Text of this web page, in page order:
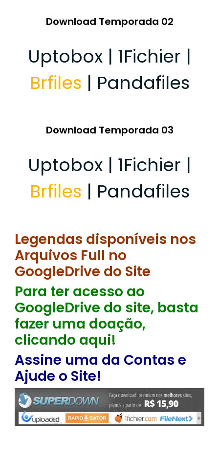
Download Temporada 02
Uptobox | 1Fichier |
Brfiles | Pandafiles
Download Temporada 03
Uptobox | 1Fichier |
Brfiles | Pandafiles
Legendas disponíveis nos
Arquivos Full no
GoogleDrive do Site
Para ter acesso ao
GoogleDrive do site, basta
fazer uma doação,
clicando aqui!
Assine uma da Contas e
Ajude o Site!